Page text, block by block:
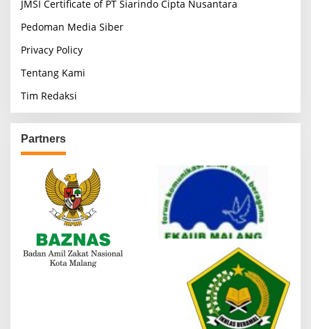
JMSI Certificate of PT Siarindo Cipta Nusantara
Pedoman Media Siber
Privacy Policy
Tentang Kami
Tim Redaksi
Partners